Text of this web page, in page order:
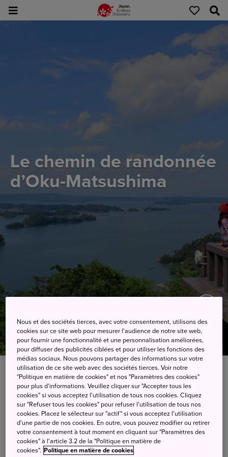
Le chemin de randonnée
d’Oku-Matsushima
Le chemin de randonnée d’Oku-Matsushima est l’un des
quatre chemins de Miyagi Olle, inspiré du Jeju Olle
coréen. Il s’agit d’un réseau de chemins de randonnée qui
a pour but de promouvoir l’histoire culturelle et naturelle
de la région, en passant souvent par des quartiers
résidentiels en plus de sites remarquables. Dans un cadre
tranquille et pittoresque, ces randonnées sont accessibles
Nous et des sociétés tierces, avec votre consentement, utilisons des
cookies sur ce site web pour mesurer l'audience de notre site web,
pour fournir une fonctionnalité et une personnalisation améliorées,
pour diffuser des publicités ciblées et pour utiliser les fonctions des
médias sociaux. Nous pouvons partager des informations sur votre
utilisation de ce site web avec des sociétés tierces. Voir notre
"Politique en matière de cookies" et nos "Paramètres des cookies"
pour plus d'informations. Veuillez cliquer sur "Accepter tous les
cookies" si vous acceptez l'utilisation de tous nos cookies. Cliquez
sur "Refuser tous les cookies" pour refuser l'utilisation de tous nos
cookies. Placez le sélecteur sur "actif" si vous acceptez l'utilisation
d'une partie de nos cookies. En outre, vous pouvez modifier ou retirer
votre consentement à tout moment en cliquant sur "Paramètres des
cookies" à l'article 3.2 de la "Politique en matière de
cookies". Politique en matière de cookies